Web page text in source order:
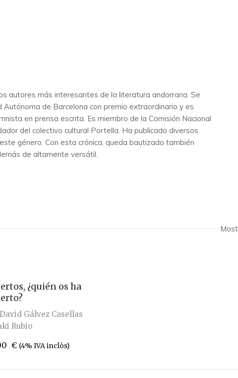
autores más interesantes de la literatura andorrana. Se
Autónoma de Barcelona con premio extraordinario y es
en prensa escrita. Es miembro de la Comisión Nacional
del colectivo cultural Portella. Ha publicado diversos
género. Con esta crónica, queda bautizado también
de altamente versátil.
¿quién os ha
David Gálvez Casellas
Rubio
€ (4% IVA inclòs)